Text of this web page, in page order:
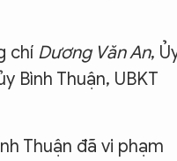
chí Dương Văn An,
Bình Thuận, UBKT
Thuận đã vi phạm